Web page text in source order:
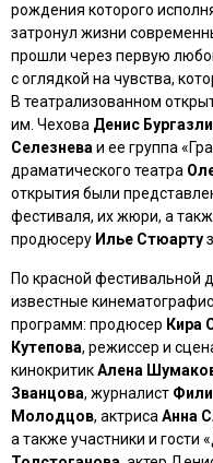
рождения которого
затронул жизни
прошли через первую
с оглядкой на чувства,
В театрализованном
им. Чехова Денис
Селезнева и ее группа
драматического театра
открытия были
фестиваля, их жюри, а
продюсеру Илье Стюарту
По красной фестивальной
известные
программ: продюсер Кира
Кутепова, режиссер и
кинокритикАлена
Званцова, журналист
Молодцов, актриса Анна
а также участники и гости